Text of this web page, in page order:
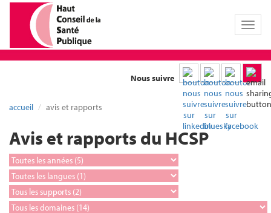
Toggle
Nous suivre
accueil avis et rapports
Avis et rapports du HCSP